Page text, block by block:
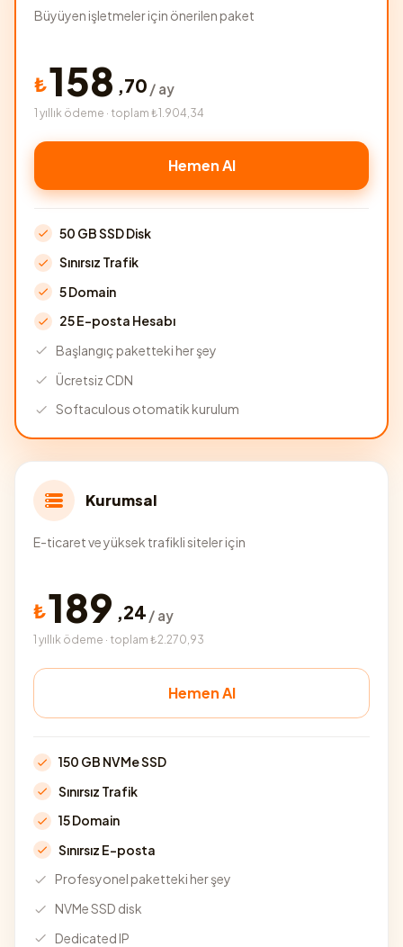
Büyüyen işletmeler için önerilen paket
₺158 ,70 / ay
1 yıllık ödeme · toplam ₺1.904,34
Hemen Al
50 GB SSD Disk
Sınırsız Trafik
5 Domain
25 E-posta Hesabı
Başlangıç paketteki her şey
Ücretsiz CDN
Softaculous otomatik kurulum
Kurumsal
E-ticaret ve yüksek trafikli siteler için
₺189 ,24 / ay
1 yıllık ödeme · toplam ₺2.270,93
Hemen Al
150 GB NVMe SSD
Sınırsız Trafik
15 Domain
Sınırsız E-posta
Profesyonel paketteki her şey
NVMe SSD disk
Dedicated IP